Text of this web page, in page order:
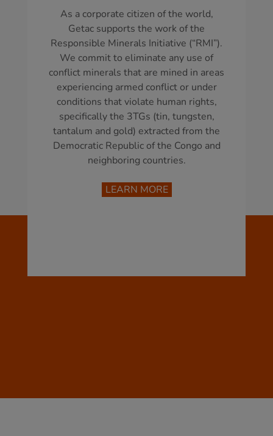
As a corporate citizen of the world,
Getac supports the work of the
Responsible Minerals Initiative (“RMI”).
We commit to eliminate any use of
conflict minerals that are mined in areas
experiencing armed conflict or under
conditions that violate human rights,
specifically the 3TGs (tin, tungsten,
tantalum and gold) extracted from the
Democratic Republic of the Congo and
neighboring countries.
LEARN MORE